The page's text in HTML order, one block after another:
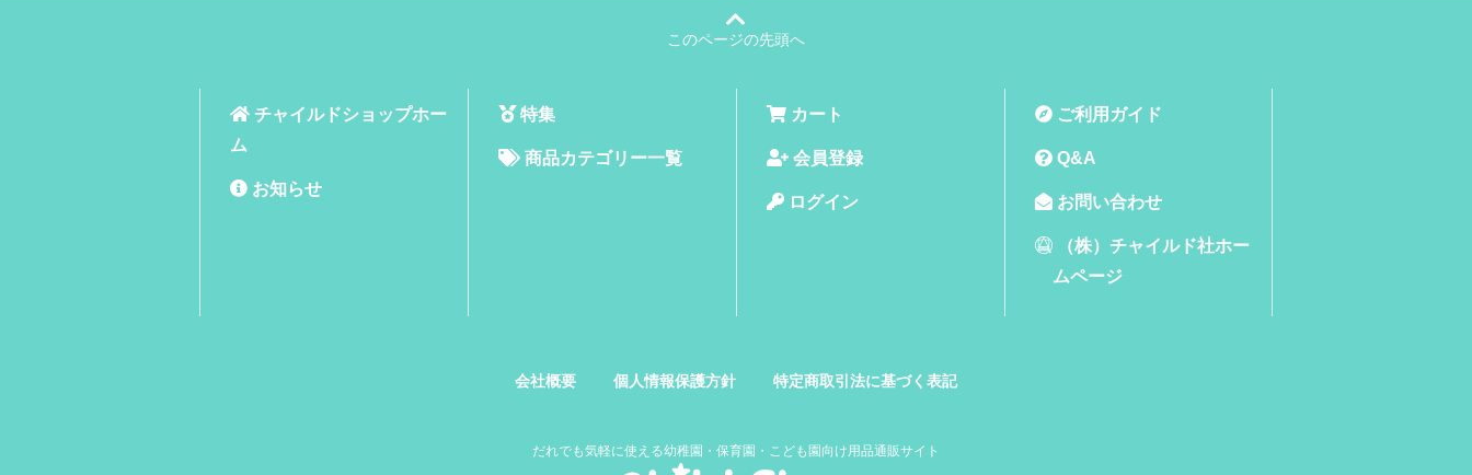
このページの先頭へ
チャイルドショップホー
ム
お知らせ
特集
商品カテゴリー一覧
カート
会員登録
ログイン
ご利用ガイド
Q&A
お問い合わせ
（株）チャイルド社ホー
ムページ
会社概要 個人情報保護方針 特定商取引法に基づく表記
だれでも気軽に使える幼稚園・保育園・こども園向け用品通販サイト